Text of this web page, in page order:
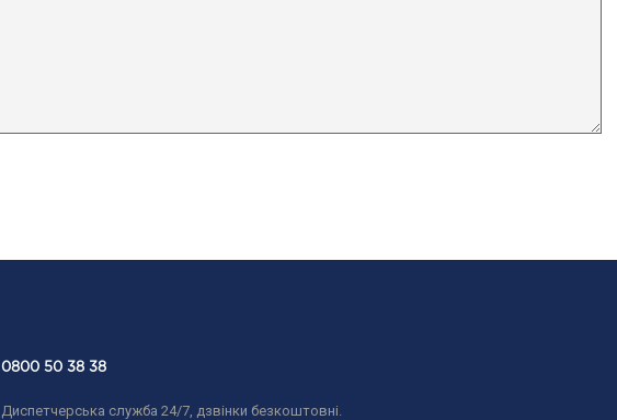
0800 50 38 38
Диспетчерська служба 24/7, дзвінки безкоштовні.